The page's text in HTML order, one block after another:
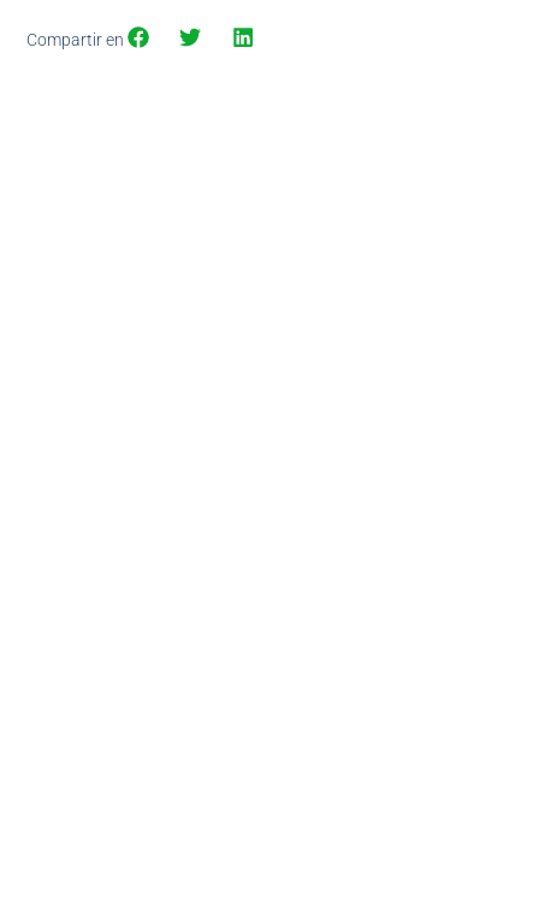
Compartir en